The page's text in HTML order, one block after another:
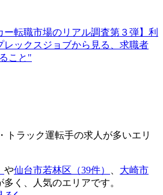
ー転職市場のリアル調査第３弾】利
レックスジョブから見る、求職者
こと"
トラック運転手の求人が多いエリ
や仙台市若林区（39件）
大崎市
く、人気のエリアです。